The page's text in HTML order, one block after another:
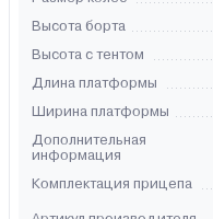
Высота борта
Высота с тентом
Длина платформы
Ширина платформы
Дополнительная
информация
Комплектация прицепа